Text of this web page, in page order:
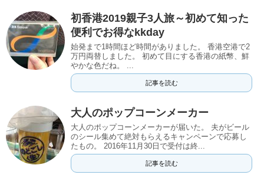
初香港2019親子3人旅～初めて知った
便利でお得なkkday
始発まで1時間ほど時間がありました。 香港空港で2
万円両替しました。 初めて目にする香港の紙幣、鮮
やかな色だね。 ...
記事を読む
大人のポップコーンメーカー
大人のポップコーンメーカーが届いた。 夫がビール
のシール集めて絶対もらえるキャンペーンで応募し
たもの。 2016年11月30日で受付は終...
記事を読む